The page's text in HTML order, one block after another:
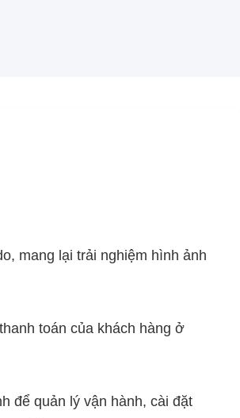
mang lại trải nghiệm hình ảnh
toán của khách hàng ở
để quản lý vận hành, cài đặt